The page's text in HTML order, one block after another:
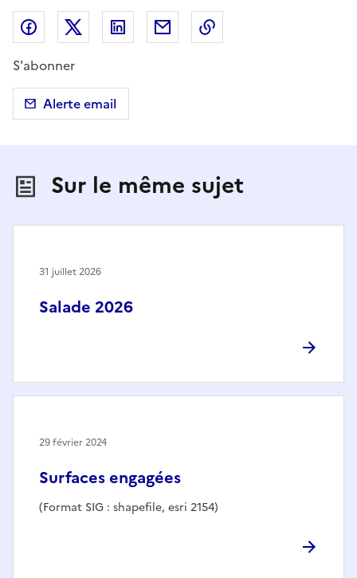
Partager sur Facebook
Partager sur X (anciennement Twitter)
Partager sur LinkedIn
Partager par email
S'abonner
Alerte email
Sur le même sujet
Salade 2026
31 juillet 2026
Surfaces engagées
(Format SIG : shapefile, esri 2154)
29 février 2024